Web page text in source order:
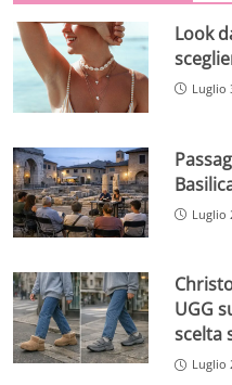
Look
Luglio
Luglio
UGG
scelta
Luglio